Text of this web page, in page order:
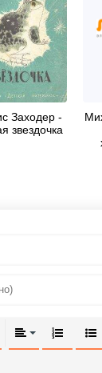
Заходер -
звездочка